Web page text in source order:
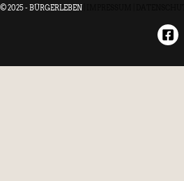
© 2025 - BÜRGERLEBEN